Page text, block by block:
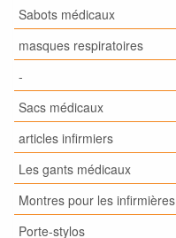
Sabots médicaux
masques respiratoires
-
Sacs médicaux
articles infirmiers
Les gants médicaux
Montres pour les infirmières
Porte-stylos